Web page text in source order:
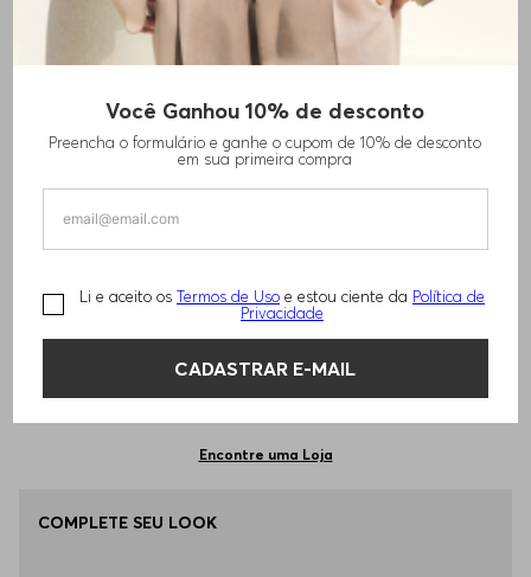
Você Ganhou 10% de desconto
Preencha o formulário e ganhe o cupom de 10% de desconto
em sua primeira compra
Li e aceito os Termos de Uso e estou ciente da Política de
Privacidade
CADASTRAR E-MAIL
CAMISETA PORSCHE X BOSS DE AJUSTE
TAMANHO -EEGG Informações do Tamanho
Qual o seu Tamanho? Tabela de Tamanhos
M - M
ADICIONAR AO CARRINHO
Encontre uma Loja
COMPLETE SEU LOOK